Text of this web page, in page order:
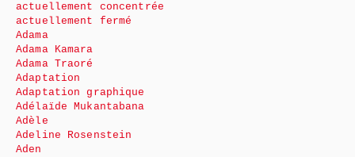
actuellement concentrée
actuellement fermé
Adama
Adama Kamara
Adama Traoré
Adaptation
Adaptation graphique
Adélaïde Mukantabana
Adèle
Adeline Rosenstein
Aden